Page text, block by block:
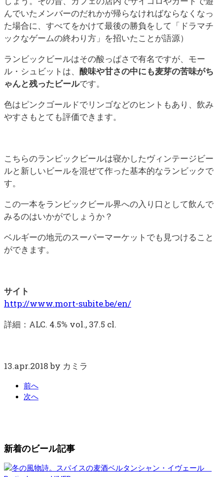
んでいたメンバーのだれかが帰らなければならなくなっ
た場合に、すべてをかけて最後の勝負をして「ドラマチ
ックなゲームの終わり方」を招いたことが語源）
ランビックビールはその酸っぱさで有名ですが、モー
ル・シュビットは、 酸味や甘さの中にも麦芽の苦味がち
ゃんと残ったビールです。
色はピンクゴールドでリンゴなどのヒントもあり、飲み
やすさもとても評価できます。
こちらのランビックビールは寝かしたヴィンテージビー
ルと新しいビールを混ぜて作った基本的なランビックで
す。
この一本をランビックビール界への入り口として飲んで
みるのはいかがでしょうか？
ベルギーの地元のスーパーマーケットでも見つけること
ができます。
サイト
http://www.mort-subite.be/en/
詳細：ALC. 4.5% vol., 37.5 cl.
13.apr.2018 by カミラ
前へ
次へ
新着のビール記事